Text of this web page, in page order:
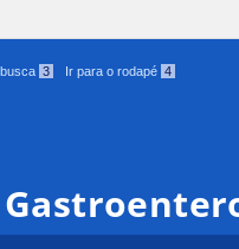
3 Ir para o rodapé 4